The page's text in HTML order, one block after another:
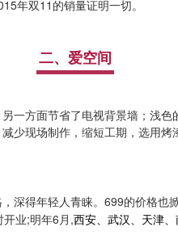
年双11的销量证明一切。
二、爱空间
一方面节省了电视背景墙；浅
少现场制作，缩短工期，选用
深得年轻人青睐。699的价格也
开业;明年6月,西安、武汉、天津、